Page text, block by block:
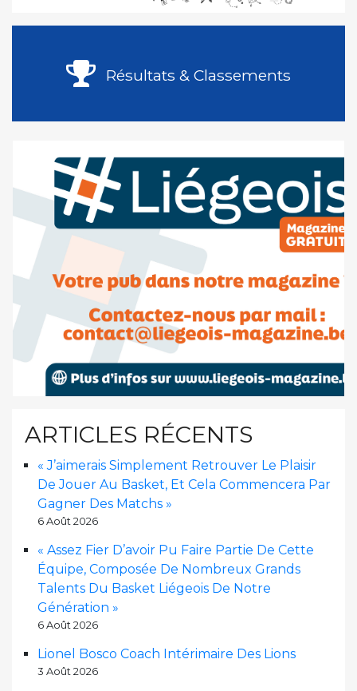
Résultats & Classements
ARTICLES RÉCENTS
« J’aimerais Simplement Retrouver Le Plaisir
De Jouer Au Basket, Et Cela Commencera Par
Gagner Des Matchs »
6 Août 2026
« Assez Fier D’avoir Pu Faire Partie De Cette
Équipe, Composée De Nombreux Grands
Talents Du Basket Liégeois De Notre
Génération »
6 Août 2026
Lionel Bosco Coach Intérimaire Des Lions
3 Août 2026